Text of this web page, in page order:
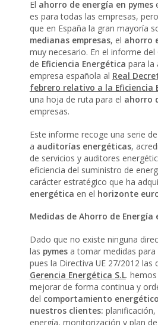
El ahorro de energía en pymes
es para todas las empresas,
que en España la gran mayoría
medianas empresas, el ahorro
muy necesario. En el informe
de Eficiencia Energética para la
empresa española al Real
febrero relativo a la Eficiencia
una hoja de ruta para el ahorro
empresas.
Este informe recoge una serie
a auditorías energéticas,
de servicios y auditores
eficiencia del suministro de
carácter estratégico que ha
energética en el horizonte
Medidas de Ahorro de Energía
Dado que no existe ninguna
las pymesa tomar medidas para
pues la Directiva UE 27/2012 las
Gerencia Energética S.L.
mejorar de forma continua y
del comportamiento
nuestros clientes:
energía, monitorización y plan